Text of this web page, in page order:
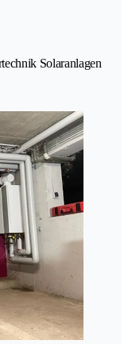
Solaranlagen